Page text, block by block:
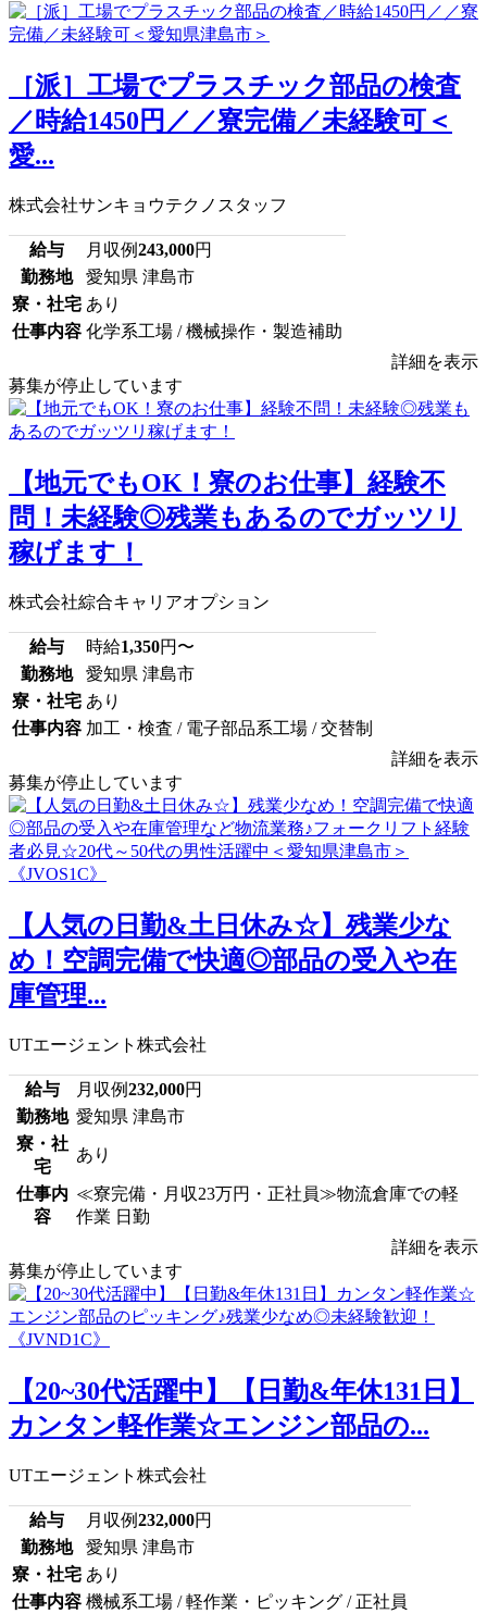
［派］工場でプラスチック部品の検査
／時給1450円／／寮完備／未経験可＜
愛...
株式会社サンキョウテクノスタッフ
給与 月収例243,000円
勤務地
愛知県 津島市
寮・社宅 あり
仕事内容 化学系工場 / 機械操作・製造補助
詳細を表示
募集が停止しています
【地元でもOK！寮のお仕事】経験不
問！未経験◎残業もあるのでガッツリ
稼げます！
株式会社綜合キャリアオプション
給与 時給1,350円〜
勤務地
愛知県 津島市
寮・社宅 あり
仕事内容 加工・検査 / 電子部品系工場 / 交替制
詳細を表示
募集が停止しています
【人気の日勤&土日休み☆】残業少な
め！空調完備で快適◎部品の受入や在
庫管理...
UTエージェント株式会社
給与 月収例232,000円
勤務地 愛知県 津島市
寮・社
宅
あり
仕事内
容
≪寮完備・月収23万円・正社員≫物流倉庫での軽
作業 日勤
詳細を表示
募集が停止しています
【20~30代活躍中】【日勤&年休131日】
カンタン軽作業☆エンジン部品の...
UTエージェント株式会社
給与 月収例232,000円
勤務地
愛知県 津島市
寮・社宅 あり
仕事内容 機械系工場 / 軽作業・ピッキング / 正社員